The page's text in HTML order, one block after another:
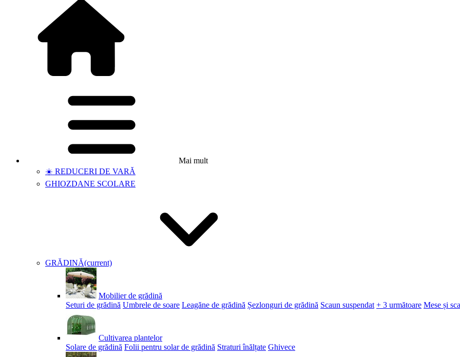
Mai mult
☀️ REDUCERI DE VARĂ
GHIOZDANE SCOLARE
GRĂDINĂ(current)
Mobilier de grădină
Seturi de grădină Umbrele de soare Leagăne de grădină Șezlonguri de grădină Scaun suspendat + 3 următoare Mese și
Cultivarea plantelor
Solare de grădină Folii pentru solar de grădină Straturi înălțate Ghivece